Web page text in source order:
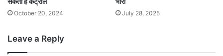
October 20, 2024 July 28, 2025
Leave a Reply